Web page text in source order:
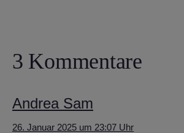
3 Kommentare
Andrea Sam
26. Januar 2025 um 23:07 Uhr